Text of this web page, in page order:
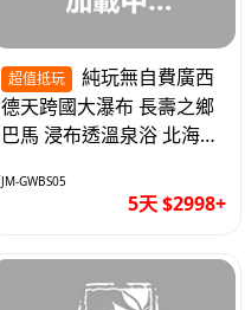
超值抵玩
德天跨國大瀑布 長壽之鄉
巴馬 浸布透溫泉浴 北海銀
JM-GWBS05
5天 $2998+